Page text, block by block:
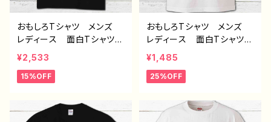
おもしろTシャツ メンズ
レディース 面白Tシャツ
かわいい かっこいい お
しゃれ 動物 イラスト
おおかみ 狼 オオカミ
イラストレーター クリエイ
ター 絵師 オリジナル
¥2,533
15%OFF
おもしろTシャツ メンズ
レディース 面白Tシャツ
かわいい おしゃれ 動
物 イラスト パンダ 個
性的 おすすめ 人気 イ
ー 絵師 オリジナル デ
ザイン グッズ プリント白
¥1,485
25%OFF